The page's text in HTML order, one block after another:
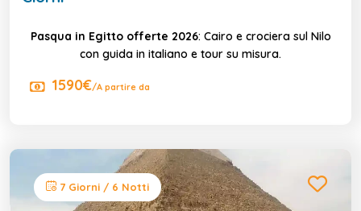
Pasqua in Egitto offerte 2026: Cairo e crociera sul Nilo
con guida in italiano e tour su misura.
1590€/A partire da
7 Giorni / 6 Notti